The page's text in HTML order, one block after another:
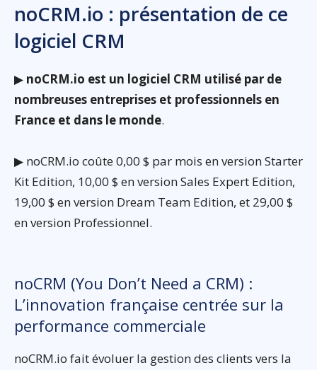
noCRM.io : présentation de ce
logiciel CRM
▶ noCRM.io est un logiciel CRM utilisé par de
nombreuses entreprises et professionnels en
France et dans le monde.
▶ noCRM.io coûte 0,00 $ par mois en version Starter
Kit Edition, 10,00 $ en version Sales Expert Edition,
19,00 $ en version Dream Team Edition, et 29,00 $
en version Professionnel.
noCRM (You Don’t Need a CRM) :
L’innovation française centrée sur la
performance commerciale
noCRM.io fait évoluer la gestion des clients vers la